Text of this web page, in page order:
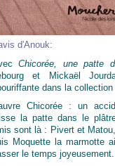
d'Anouk:
Chicorée, une patte
et Mickaël
dans la collection
Chicorée : un
la patte dans le
sont là : Pivert et
Moquette la marmotte
le temps joyeusement.